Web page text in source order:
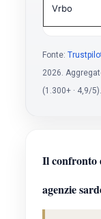
Vrbo
Fonte:
2026.
(1.300+ · 4,9/5).
Il
agenzie